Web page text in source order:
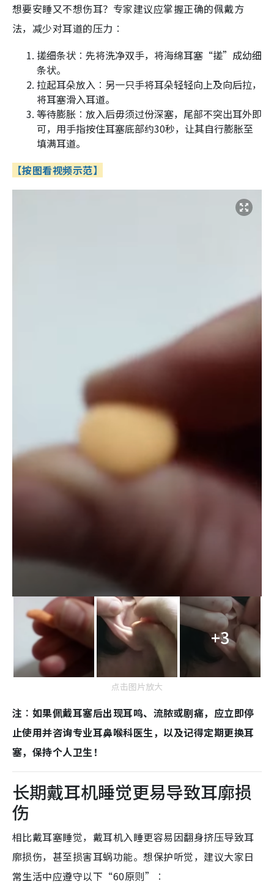
想要安睡又不想伤耳？专家建议应掌握正确的佩戴方
法，减少对耳道的压力︰
搓细条状︰先将洗净双手，将海绵耳塞“搓”成幼细
条状。
拉起耳朵放入︰另一只手将耳朵轻轻向上及向后拉，
将耳塞滑入耳道。
等待膨胀︰放入后毋须过份深塞，尾部不突出耳外即
可，用手指按住耳塞底部约30秒，让其自行膨胀至
填满耳道。
【按图看视频示范】
+3
点击图片放大
注︰如果佩戴耳塞后出现耳鸣、流脓或剧痛，应立即停
止使用并咨询专业耳鼻喉科医生，以及记得定期更换耳
塞，保持个人卫生！
长期戴耳机睡觉更易导致耳廓损
伤
相比戴耳塞睡觉，戴耳机入睡更容易因翻身挤压导致耳
廓损伤，甚至损害耳蜗功能。想保护听觉，建议大家日
常生活中应遵守以下“60原则”︰